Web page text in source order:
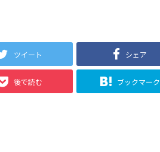
ツイート シェア
後で読む ブックマーク